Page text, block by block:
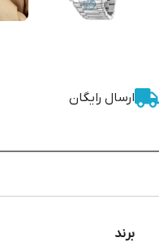
ارسال رایگان
برند